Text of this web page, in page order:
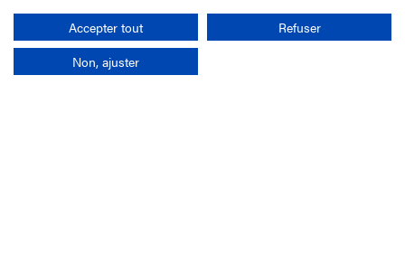
RechercherAccepter tout
Refuser
Non, ajuster